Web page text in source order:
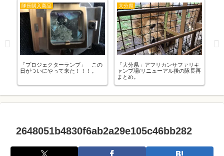
隊長購入商品
「プロジェクターランプ」 この
日がついにやって来た！！！。
大分県
「大分県」アフリカンサファリキ
ャンプ場/リニューアル後の隊長再
まとめ。
2648051b4830f6ab2a29e105c46bb282